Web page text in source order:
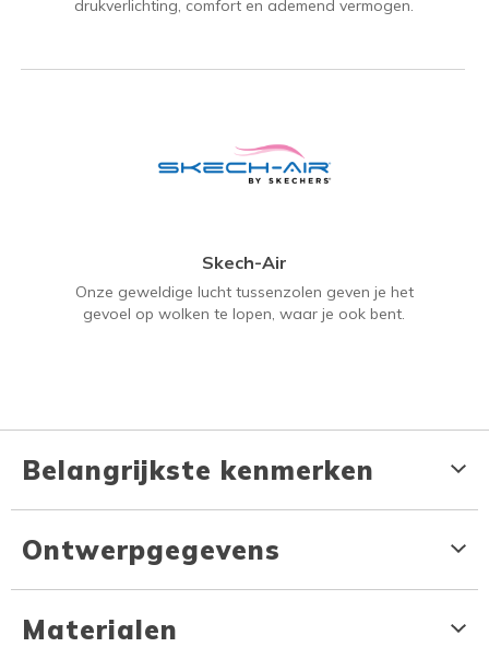
drukverlichting, comfort en ademend vermogen.
Skech-Air
Onze geweldige lucht tussenzolen geven je het
gevoel op wolken te lopen, waar je ook bent.
Belangrijkste kenmerken
Ontwerpgegevens
Materialen